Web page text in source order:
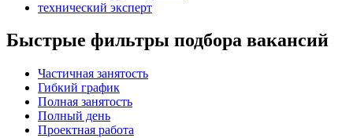
технический эксперт
Быстрые фильтры подбора вакансий
Частичная занятость
Гибкий график
Полная занятость
Полный день
Проектная работа